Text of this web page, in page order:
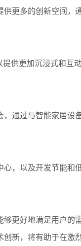
供更多的创新空间，
供更加沉浸式和互
，通过与智能家居设
心，以及开发节能和
更好地满足用户的需
创新，将有助于在激